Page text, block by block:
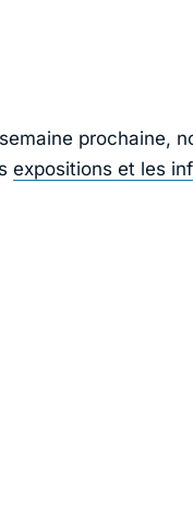
prochaine,
expositions et les